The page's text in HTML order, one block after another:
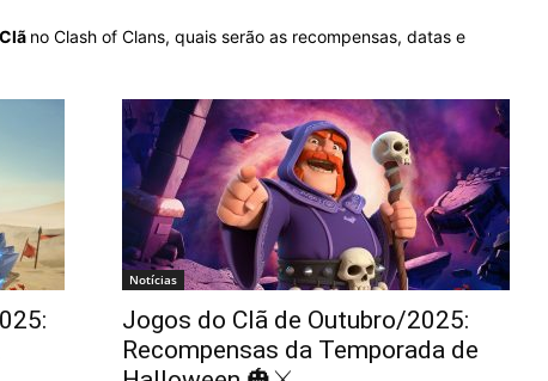
no Clash of Clans, quais serão as recompensas, datas e
Notícias
Jogos do Clã de Outubro/2025:
Recompensas da Temporada de